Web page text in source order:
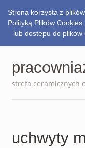
0.00zł
strefa ceramicznych
uchwyty
Strona korzysta z
Polityką Plików
lub dostepu do plików